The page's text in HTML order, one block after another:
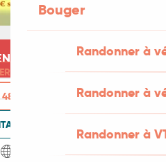
Bouger
Randonner à
Randonner à
Randonner à
TERMINÉ
81 84
NOUS